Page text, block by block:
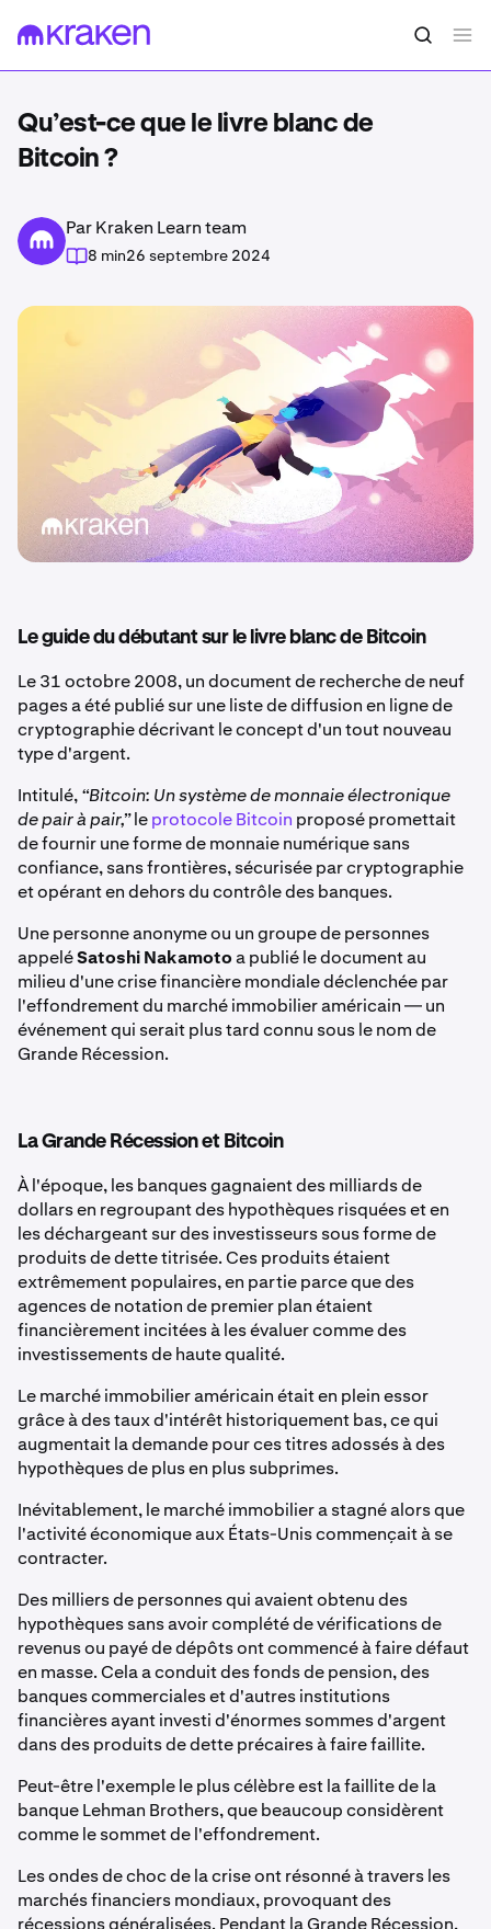
Qu’est-ce que le livre blanc de
Bitcoin ?
Par Kraken Learn team
8 min26 septembre 2024
Le guide du débutant sur le livre blanc de Bitcoin
Le 31 octobre 2008, un document de recherche de neuf
pages a été publié sur une liste de diffusion en ligne de
cryptographie décrivant le concept d'un tout nouveau
type d'argent.
Intitulé,“Bitcoin: Un système de monnaie électronique
de pair à pair,”leprotocole Bitcoin proposé promettait
de fournir une forme de monnaie numérique sans
confiance, sans frontières, sécurisée par cryptographie
et opérant en dehors du contrôle des banques.
Une personne anonyme ou un groupe de personnes
appeléSatoshi Nakamotoa publié le document au
milieu d'une crise financière mondiale déclenchée par
l'effondrement du marché immobilier américain — un
événement qui serait plus tard connu sous le nom de
Grande Récession.
La Grande Récession et Bitcoin
À l'époque, les banques gagnaient des milliards de
dollars en regroupant des hypothèques risquées et en
les déchargeant sur des investisseurs sous forme de
produits de dette titrisée. Ces produits étaient
extrêmement populaires, en partie parce que des
agences de notation de premier plan étaient
financièrement incitées à les évaluer comme des
investissements de haute qualité.
Le marché immobilier américain était en plein essor
grâce à des taux d'intérêt historiquement bas, ce qui
augmentait la demande pour ces titres adossés à des
hypothèques de plus en plus subprimes.
Inévitablement, le marché immobilier a stagné alors que
l'activité économique aux États-Unis commençait à se
contracter.
Des milliers de personnes qui avaient obtenu des
hypothèques sans avoir complété de vérifications de
revenus ou payé de dépôts ont commencé à faire défaut
en masse. Cela a conduit des fonds de pension, des
banques commerciales et d'autres institutions
financières ayant investi d'énormes sommes d'argent
dans des produits de dette précaires à faire faillite.
Peut-être l'exemple le plus célèbre est la faillite de la
banque Lehman Brothers, que beaucoup considèrent
comme le sommet de l'effondrement.
Les ondes de choc de la crise ont résonné à travers les
marchés financiers mondiaux, provoquant des
récessions généralisées. Pendant la Grande Récession,